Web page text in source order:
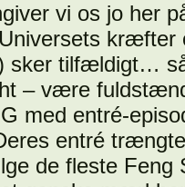
vi os jo her
kræfter
sker tilfældigt…
– være
med entré-
entré
de fleste Feng